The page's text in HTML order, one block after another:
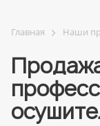
Главная Наши